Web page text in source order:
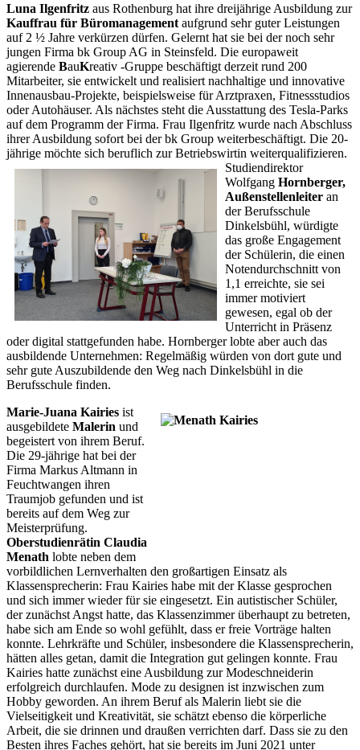
Luna Ilgenfritz aus Rothenburg hat ihre dreijährige Ausbildung zur
Kauffrau für Büromanagement aufgrund sehr guter Leistungen
auf 2 ½ Jahre verkürzen dürfen. Gelernt hat sie bei der noch sehr
jungen Firma bk Group AG in Steinsfeld. Die europaweit
agierende BauKreativ -Gruppe beschäftigt derzeit rund 200
Mitarbeiter, sie entwickelt und realisiert nachhaltige und innovative
Innenausbau-Projekte, beispielsweise für Arztpraxen, Fitnessstudios
oder Autohäuser. Als nächstes steht die Ausstattung des Tesla-Parks
auf dem Programm der Firma. Frau Ilgenfritz wurde nach Abschluss
ihrer Ausbildung sofort bei der bk Group weiterbeschäftigt. Die 20-
jährige möchte sich beruflich zur Betriebswirtin weiterqualifizieren.
Studiendirektor
Wolfgang Hornberger,
Außenstellenleiter an
der Berufsschule
Dinkelsbühl, würdigte
das große Engagement
der Schülerin, die einen
Notendurchschnitt von
1,1 erreichte, sie sei
immer motiviert
gewesen, egal ob der
Unterricht in Präsenz
oder digital stattgefunden habe. Hornberger lobte aber auch das
ausbildende Unternehmen: Regelmäßig würden von dort gute und
sehr gute Auszubildende den Weg nach Dinkelsbühl in die
Berufsschule finden.
Marie-Juana Kairies ist
ausgebildete Malerin und
begeistert von ihrem Beruf.
Die 29-jährige hat bei der
Firma Markus Altmann in
Feuchtwangen ihren
Traumjob gefunden und ist
bereits auf dem Weg zur
Meisterprüfung.
Oberstudienrätin Claudia
Menath lobte neben dem
vorbildlichen Lernverhalten den großartigen Einsatz als
Klassensprecherin: Frau Kairies habe mit der Klasse gesprochen
und sich immer wieder für sie eingesetzt. Ein autistischer Schüler,
der zunächst Angst hatte, das Klassenzimmer überhaupt zu betreten,
habe sich am Ende so wohl gefühlt, dass er freie Vorträge halten
konnte. Lehrkräfte und Schüler, insbesondere die Klassensprecherin,
hätten alles getan, damit die Integration gut gelingen konnte. Frau
Kairies hatte zunächst eine Ausbildung zur Modeschneiderin
erfolgreich durchlaufen. Mode zu designen ist inzwischen zum
Hobby geworden. An ihrem Beruf als Malerin liebt sie die
Vielseitigkeit und Kreativität, sie schätzt ebenso die körperliche
Arbeit, die sie drinnen und draußen verrichten darf. Dass sie zu den
Besten ihres Faches gehört, hat sie bereits im Juni 2021 unter